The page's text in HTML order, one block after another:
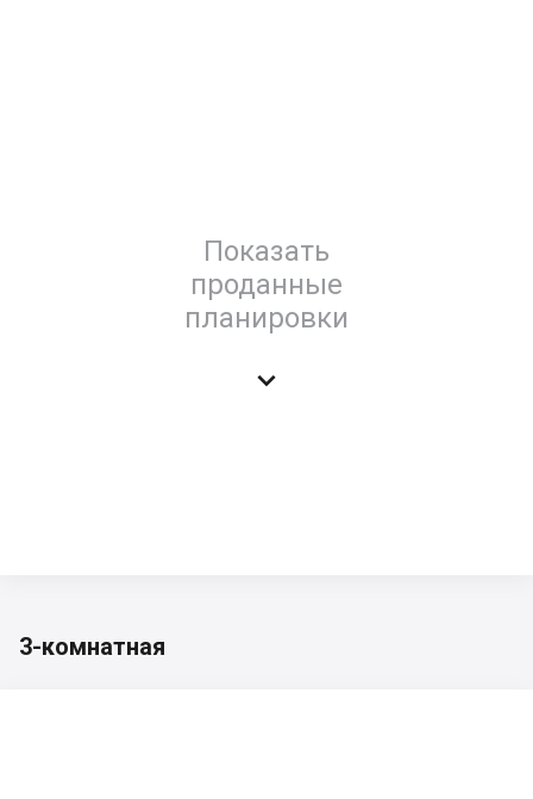
Показать
проданные
планировки

3-комнатная